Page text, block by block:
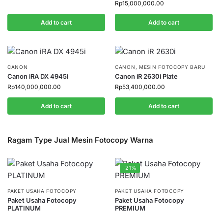
Add to cart
Rp15,000,000.00
Add to cart
CANON
Canon iRA DX 4945i
Rp140,000,000.00
Add to cart
CANON , MESIN FOTOCOPY BARU
Canon iR 2630i Plate
Rp53,400,000.00
Add to cart
Ragam Type Jual Mesin Fotocopy Warna
PAKET USAHA FOTOCOPY
Paket Usaha Fotocopy
PLATINUM
-21%
PAKET USAHA FOTOCOPY
Paket Usaha Fotocopy
PREMIUM